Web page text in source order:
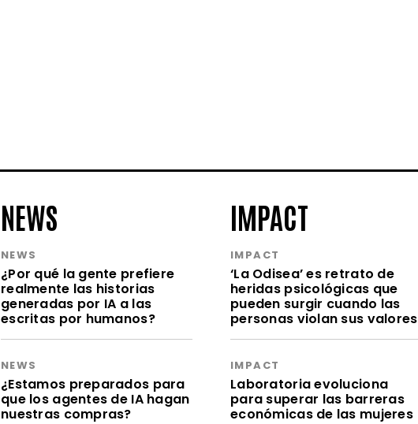
NEWS
NEWS
¿Por qué la gente prefiere
realmente las historias
generadas por IA a las
escritas por humanos?
NEWS
¿Estamos preparados para
que los agentes de IA hagan
nuestras compras?
IMPACT
IMPACT
‘La Odisea’ es retrato de
heridas psicológicas que
pueden surgir cuando las
personas violan sus valores
IMPACT
Laboratoria evoluciona
para superar las barreras
económicas de las mujeres